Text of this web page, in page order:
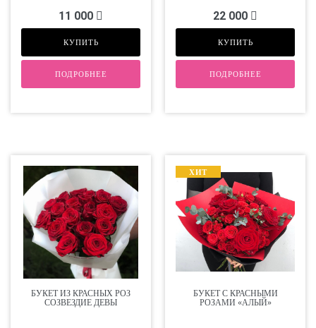
11 000
КУПИТЬ
ПОДРОБНЕЕ
22 000
КУПИТЬ
ПОДРОБНЕЕ
БУКЕТ ИЗ КРАСНЫХ РОЗ
СОЗВЕЗДИЕ ДЕВЫ
ХИТ
БУКЕТ С КРАСНЫМИ
РОЗАМИ «АЛЫЙ»